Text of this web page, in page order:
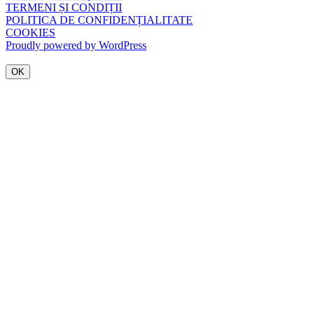
TERMENI ȘI CONDIȚII
POLITICA DE CONFIDENȚIALITATE
COOKIES
Proudly powered by WordPress
OK